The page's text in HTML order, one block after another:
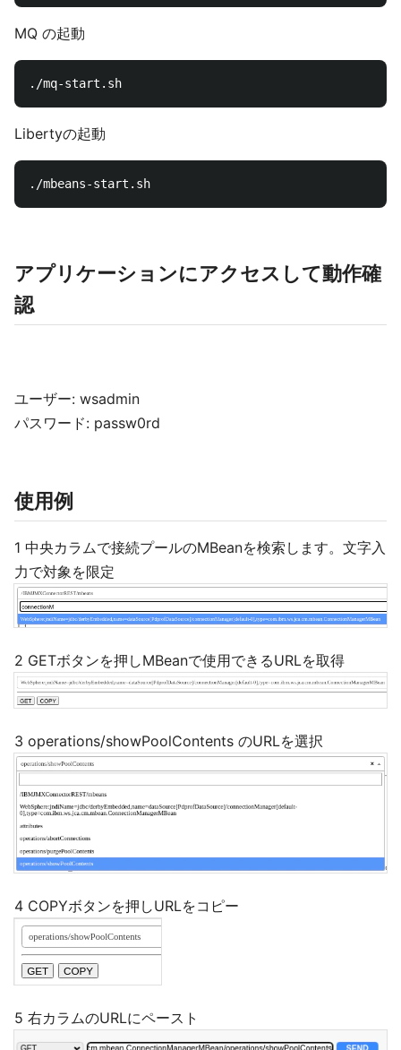
MQ の起動
Libertyの起動
アプリケーションにアクセスして動作確
認
ユーザー: wsadmin
パスワード: passw0rd
使用例
1 中央カラムで接続プールのMBeanを検索します。文字入
力で対象を限定
2 GETボタンを押しMBeanで使用できるURLを取得
3 operations/showPoolContents のURLを選択
4 COPYボタンを押しURLをコピー
5 右カラムのURLにペースト